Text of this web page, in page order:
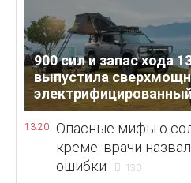
900 сил и запас хода
выпустила
13:20
Опасные мифы о
креме: врачи
ошибки
130